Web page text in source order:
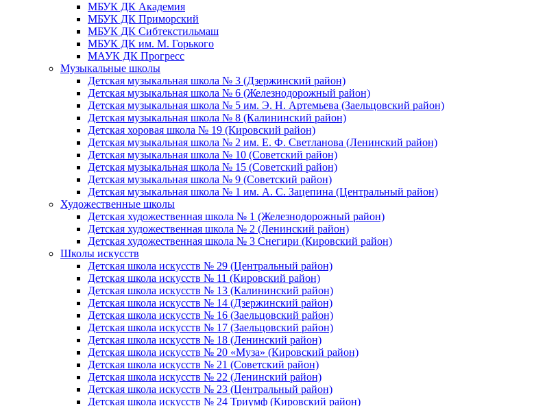
МБУК ДК Академия
МБУК ДК Приморский
МБУК ДК Сибтекстильмаш
МБУК ДК им. М. Горького
МАУК ДК Прогресс
Музыкальные школы
Детская музыкальная школа № 3 (Дзержинский район)
Детская музыкальная школа № 6 (Железнодорожный район)
Детская музыкальная школа № 5 им. Э. Н. Артемьева (Заельцовский район)
Детская музыкальная школа № 8 (Калининский район)
Детская хоровая школа № 19 (Кировский район)
Детская музыкальная школа № 2 им. Е. Ф. Светланова (Ленинский район)
Детская музыкальная школа № 10 (Советский район)
Детская музыкальная школа № 15 (Советский район)
Детская музыкальная школа № 9 (Советский район)
Детская музыкальная школа № 1 им. А. С. Зацепина (Центральный район)
Художественные школы
Детская художественная школа № 1 (Железнодорожный район)
Детская художественная школа № 2 (Ленинский район)
Детская художественная школа № 3 Снегири (Кировский район)
Школы искусств
Детская школа искусств № 29 (Центральный район)
Детская школа искусств № 11 (Кировский район)
Детская школа искусств № 13 (Калининский район)
Детская школа искусств № 14 (Дзержинский район)
Детская школа искусств № 16 (Заельцовский район)
Детская школа искусств № 17 (Заельцовский район)
Детская школа искусств № 18 (Ленинский район)
Детская школа искусств № 20 «Муза» (Кировский район)
Детская школа искусств № 21 (Советский район)
Детская школа искусств № 22 (Ленинский район)
Детская школа искусств № 23 (Центральный район)
Детская школа искусств № 24 Триумф (Кировский район)